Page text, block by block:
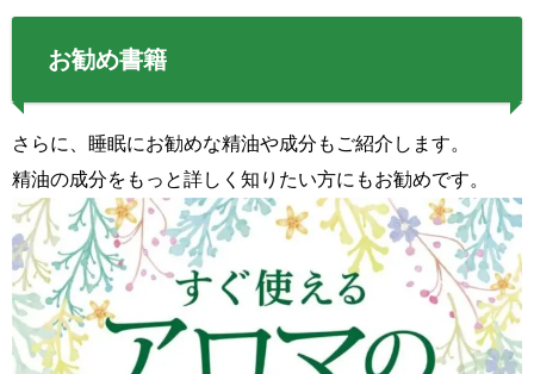
お勧め書籍
さらに、睡眠にお勧めな精油や成分もご紹介します。
精油の成分をもっと詳しく知りたい方にもお勧めです。